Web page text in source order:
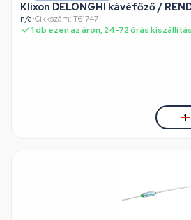
Klixon DELONGHI kávéfőző /
n/a•Cikkszám: T61747
1 db ezen az áron, 24-72 órás